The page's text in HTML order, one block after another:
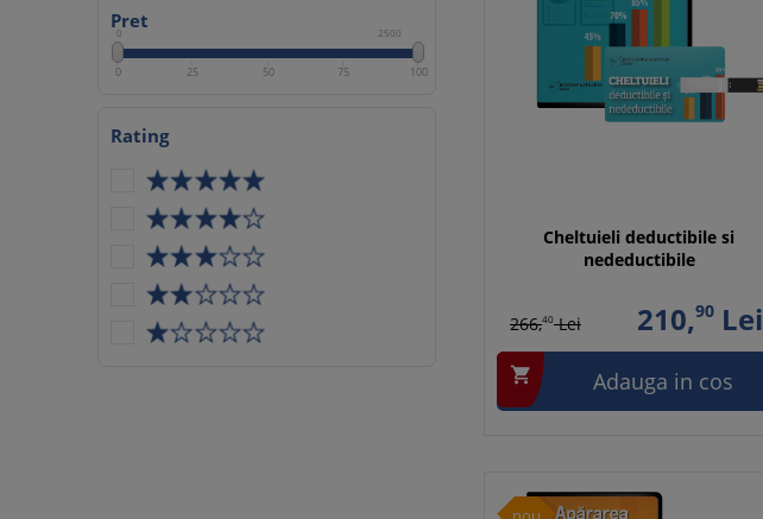
Pret
0 2500
0 25 50 75 100
Rating
Cheltuieli deductibile si
nedeductibile
266,40Lei 210,90Lei
 Adauga in cos